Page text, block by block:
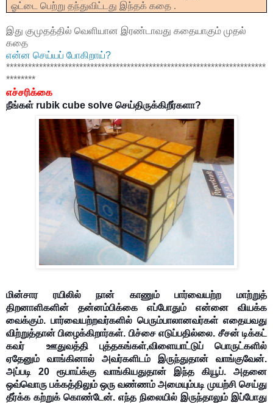
ஓட்டை பெற்று தந்துவிட்டது இந்தக் கதை .
இது குமுதத்தில் வெளியான இரண்டாவது கதையாகும் முதல்
கதை
என்ன செய்யப் போகிறாய்?
***********************************************************************
********
எச்சரிக்கை
நீங்கள் rubik cube solve செய்திருக்கிறீர்களா?
மின்சார ரயிலில் நான் காணும் பார்வையற்ற மாற்றுத்
திறனாளிகளின் தன்னம்பிக்கை எப்போதும் என்னை வியக்க
வைக்கும். பார்வையற்றவர்களில் பெரும்பாலானவர்கள் எதையவது
விற்றுத்தான் பிழைக்கிறார்கள். பிச்சை எடுப்பதில்லை. சீசன் டிக்கட்
கவர் ஊதுவத்தி புத்தகங்கள்,விளையாட்டுப் பொருட்களில்
ஏதேனும் வாங்கினால் அவர்களிடம் இருந்துதான் வாங்குவேன்.
அப்படி 20 ரூபாய்க்கு வாங்கியதுதான் இந்த கியூப். அதனை
ஒவ்வொரு பக்கத்திலும் ஒரு வண்ணம் அமையும்படி முயற்சி செய்து
தீர்க்க கற்றுக் கொண்டேன். எந்த நிலையில் இருந்தாலும் இப்போது